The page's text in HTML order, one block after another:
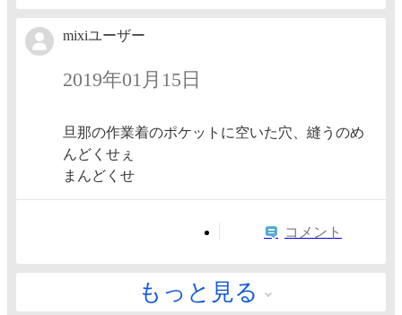
mixiユーザー
2019年01月15日
旦那の作業着のポケットに空いた穴、縫うのめ
んどくせぇ
まんどくせ
コメント
もっと見る